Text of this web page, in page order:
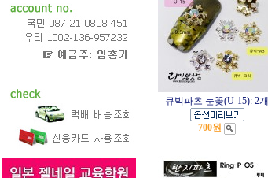
큐빅파츠 눈꽃(U-15): 2개
700원